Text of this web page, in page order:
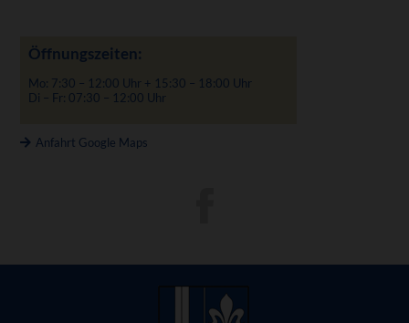
Öffnungszeiten:
Mo: 7:30 – 12:00 Uhr + 15:30 – 18:00 Uhr
Di – Fr: 07:30 – 12:00 Uhr
Anfahrt Google Maps